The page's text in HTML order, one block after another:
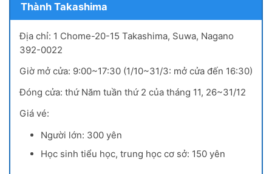
Thành Takashima
Địa chỉ: 1 Chome-20-15 Takashima, Suwa, Nagano
392-0022
Giờ mở cửa: 9:00~17:30 (1/10~31/3: mở cửa đến 16:30)
Đóng cửa: thứ Năm tuần thứ 2 của tháng 11, 26~31/12
Giá vé:
Người lớn: 300 yên
Học sinh tiểu học, trung học cơ sở: 150 yên